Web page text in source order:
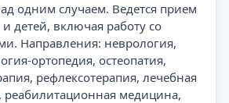
одним случаем. Ведется прием
детей, включая работу со
Направления: неврология,
ортопедия, остеопатия,
рефлексотерапия, лечебная
реабилитационная медицина,